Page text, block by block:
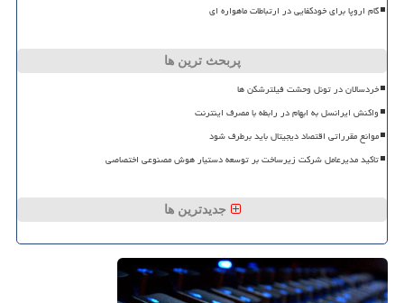
گام اروپا برای خودکفایی در ارتباطات ماهواره ای
پربحث ترین ها
خردسالان در تونل وحشت فیلترشکن ها
واکنش ایرانسل به ابهام در رابطه با مصرف اینترنت
موانع مقرراتی اقتصاد دیجیتال باید برطرف شود
تاکید مدیرعامل شرکت زیرساخت بر توسعه دستیار هوش مصنوعی اختصاصی
جدیدترین ها